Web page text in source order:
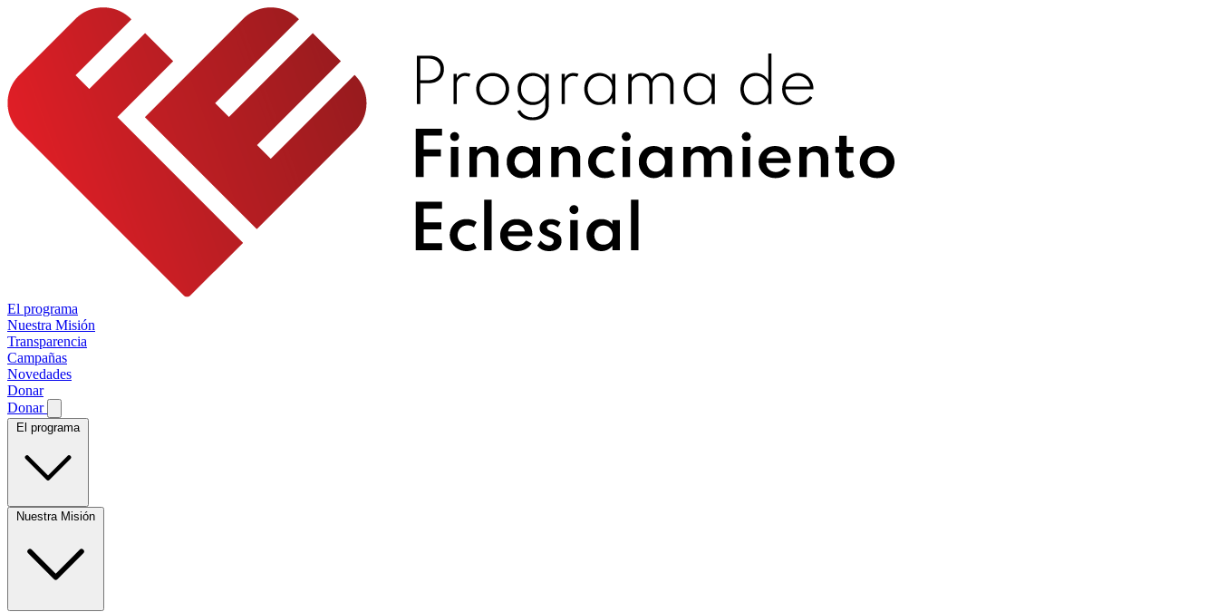
El programa
Nuestra Misión
Transparencia
Campañas
Novedades
Donar
Donar
El programa
Nuestra Misión